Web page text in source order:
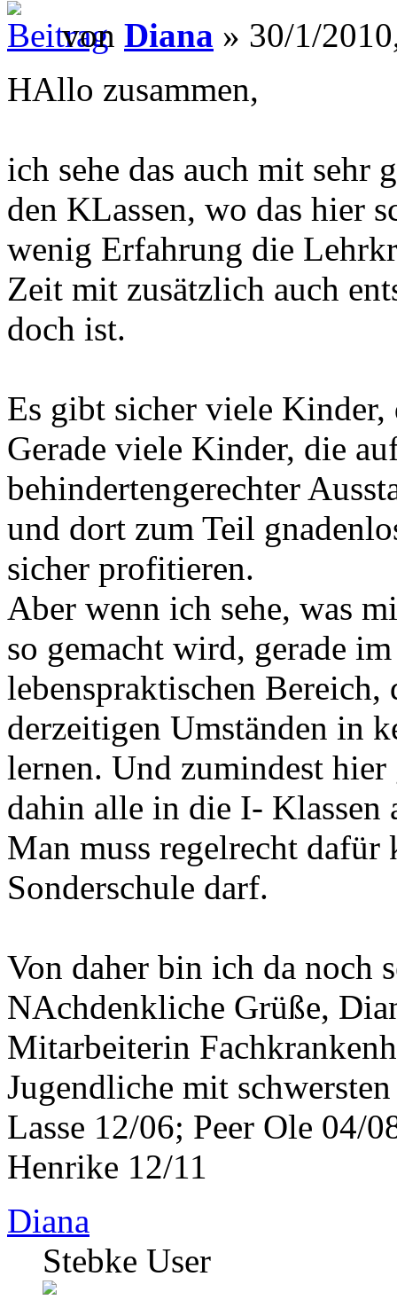
von Diana » 30/1/
HAllo zusammen,
ich sehe das auch mit
den KLassen, wo das hier
wenig Erfahrung die
Zeit mit zusätzlich auch
doch ist.
Es gibt sicher viele
Gerade viele Kinder, die
behindertengerechter
und dort zum Teil
sicher profitieren.
Aber wenn ich sehe, was
so gemacht wird, gerade
lebenspraktischen Bereich,
derzeitigen Umständen in
lernen. Und zumindest
dahin alle in die I- Klassen
Man muss regelrecht dafür
Sonderschule darf.
Von daher bin ich da noch
NAchdenkliche Grüße,
Mitarbeiterin
Jugendliche mit
Lasse 12/06; Peer Ole 04/
Henrike 12/11
Diana
Stebke User